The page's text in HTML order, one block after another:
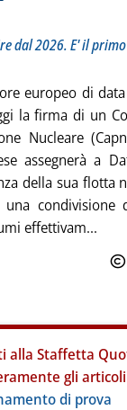
dal 2026. E' il
europeo di
la firma di un
Nucleare
assegnerà a
della sua flotta
condivisione
effettivam...
alla Staffetta
gli
di prova